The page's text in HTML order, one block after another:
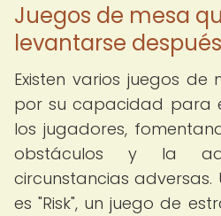
Juegos de mesa
levantarse
Existen varios juegos
por su capacidad para
los jugadores,
obstáculos y la
circunstancias adversas.
es "Risk", un juego de